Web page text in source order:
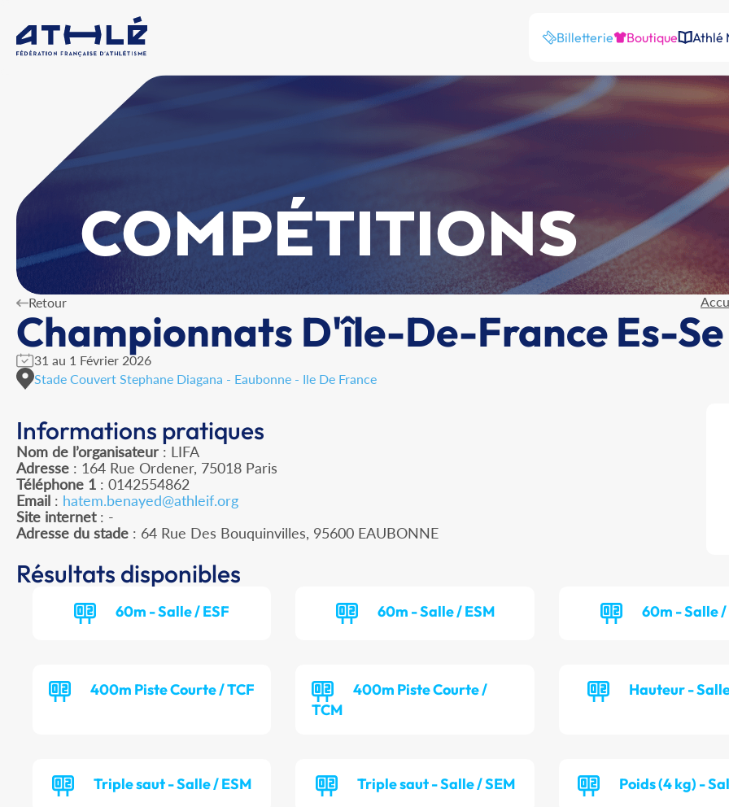
Billetterie Boutique Athlé
COMPÉTITIONS
Retour
Championnats D'île-De-France Es-Se
31 au 1 Février 2026
Stade Couvert Stephane Diagana - Eaubonne - Ile De France
Informations pratiques
Nom de l’organisateur : LIFA
Adresse : 164 Rue Ordener, 75018 Paris
Téléphone 1 : 0142554862
Email : hatem.benayed@athleif.org
Site internet: -
Adresse du stade : 64 Rue Des Bouquinvilles, 95600 EAUBONNE
Résultats disponibles
60m - Salle / ESF 60m - Salle / ESM 60m - Salle /
400m Piste Courte / TCF
400m Piste Courte /
TCM
Hauteur -
Triple saut - Salle / ESM Triple saut - Salle / SEM Poids (4 kg) -